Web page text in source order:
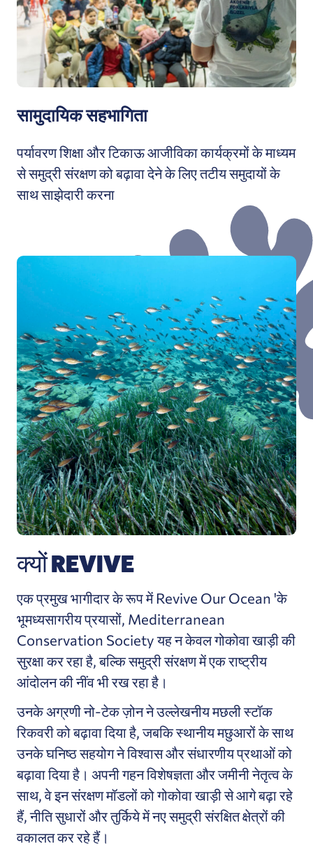
सामुदायिक सहभागिता
पर्यावरण शिक्षा और टिकाऊ आजीविका कार्यक्रमों के माध्यम
से समुद्री संरक्षण को बढ़ावा देने के लिए तटीय समुदायों के
साथ साझेदारी करना
क्यों REVIVE
एक प्रमुख भागीदार के रूप में Revive Our Ocean 'के
भूमध्यसागरीय प्रयासों, Mediterranean
Conservation Society यह न केवल गोकोवा खाड़ी की
सुरक्षा कर रहा है, बल्कि समुद्री संरक्षण में एक राष्ट्रीय
आंदोलन की नींव भी रख रहा है।
उनके अग्रणी नो-टेक ज़ोन ने उल्लेखनीय मछली स्टॉक
रिकवरी को बढ़ावा दिया है, जबकि स्थानीय मछुआरों के साथ
उनके घनिष्ठ सहयोग ने विश्वास और संधारणीय प्रथाओं को
बढ़ावा दिया है। अपनी गहन विशेषज्ञता और जमीनी नेतृत्व के
साथ, वे इन संरक्षण मॉडलों को गोकोवा खाड़ी से आगे बढ़ा रहे
हैं, नीति सुधारों और तुर्किये में नए समुद्री संरक्षित क्षेत्रों की
वकालत कर रहे हैं।